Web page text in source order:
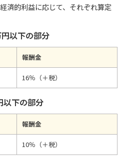
済的利益に応じて、それぞれ算定
以下の部分
報酬金
16％（＋税）
以下の部分
報酬金
10％（＋税）